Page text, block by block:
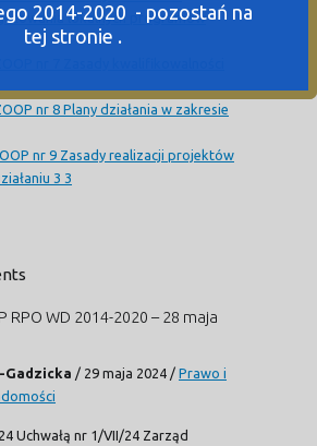
lokalnych programów
nr 8 Plany działania w zakresie
nr 9 Zasady realizacji projektów
3 3
RPO WD 2014-2020 – 28 maja
Gadzicka / 29 maja 2024 / Prawo i
Uchwałą nr 1/VII/24 Zarząd
2014-2020 - pozostań na
tej stronie .